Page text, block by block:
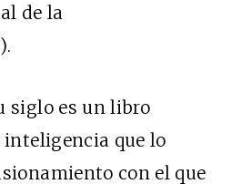
de la
siglo es un libro
inteligencia que lo
con el que